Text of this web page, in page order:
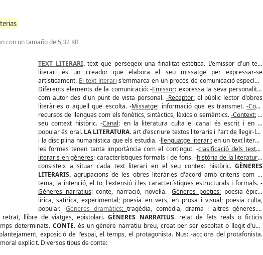
con un tamaño de 5,32 KB
TEXT LITERARI.text que persegeix una finalitat estética. L'emissor d'un text
literari és un creador que elabora el seu missatge per expressar-se
artísticament. El text literari s'emmarca en un procés de comunicació específic.
Diferents elements de la comunicació: -Emissor: expressa la seva personalitat
com autor des d'un punt de vista personal. -Receptor:el públic lector d'obres
literàries o aquell que escolta. -Missatge: informació que es transmet.-Codi
recursos de llenguas com els fonètics, sintàctics, lèxics o semàntics.-Context: el
seu context històric. -Canal: en la literatura culta el canal és escrit i en la
popular és oral. LA LITERATURA. art d'escriure textos literaris i l'art de llegir-los
i la disciplina humanística que els estudia. -llenguatge literari:en un text literari
les formes tenen tanta importància com el contingut. -clasificació dels textos
literaris en gèneres: característiques formals i de fons. -història de la literatura :
consisteix a situar cada text literari en el seu context històric.GÈNERES
LITERARIS.agrupacions de les obres literàries d'acord amb criteris com el
tema, la intenció, el to, l'extensió i les característiques estructurals i formals. -
Gèneres narratius: conte, narració, novel·la. -Gèneres poètics: poesia èpica,
lírica, satírica, experimental; poesia en vers, en prosa i visual; poesia culta,
popular. -Gèneres dramàtics:tragèdia, comèdia, drama i altres gèneres. -
retrat, llibre de viatges, epistolari.GÈNERES NARRATIUS. relat de fets reals o ficticis
determinats.CONTE. és un gènere narratiu breu, creat per ser escoltat o llegit d'una
exposició de l'espai, el temps, el protagonista. Nus: -accions del protafonista.
explícit. Diversos tipus de conte: